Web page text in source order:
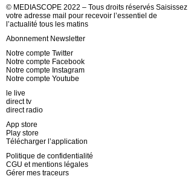
© MEDIASCOPE 2022 – Tous droits réservés Saisissez
votre adresse mail pour recevoir l’essentiel de
l’actualité tous les matins
Abonnement Newsletter
Notre compte Twitter
Notre compte Facebook
Notre compte Instagram
Notre compte Youtube
le live
direct tv
direct radio
App store
Play store
Télécharger l’application
Politique de confidentialité
CGU et mentions légales
Gérer mes traceurs